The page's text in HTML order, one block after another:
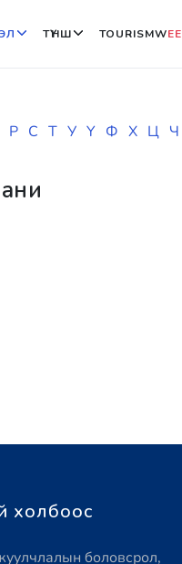
ТҮНШ TOURISMWEE
Р С Т У Ү Ф Х Ц Ч
холбоос
боловсрол,